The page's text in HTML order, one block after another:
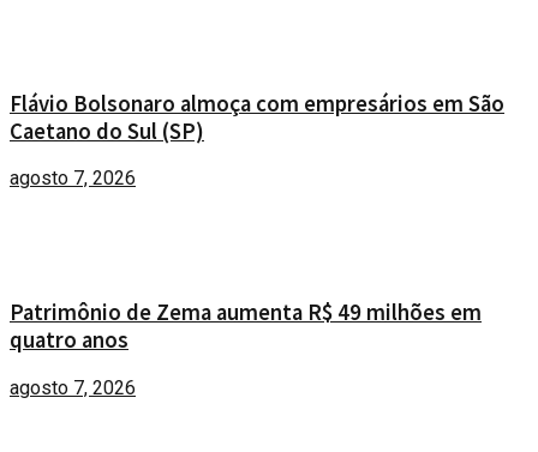
Flávio Bolsonaro almoça com empresários em São
Caetano do Sul (SP)
agosto 7, 2026
Patrimônio de Zema aumenta R$ 49 milhões em
quatro anos
agosto 7, 2026